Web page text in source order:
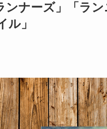
ンナーズ」「ラ
ル」